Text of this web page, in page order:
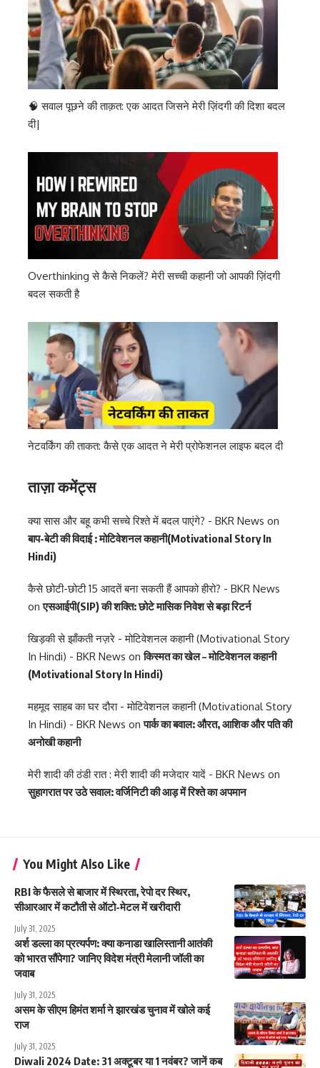
🧠 सवाल पूछने की ताक़त: एक आदत जिसने मेरी ज़िंदगी की दिशा बदल
दी|
Overthinking से कैसे निकलें? मेरी सच्ची कहानी जो आपकी ज़िंदगी
बदल सकती है
नेटवर्किंग की ताकत: कैसे एक आदत ने मेरी प्रोफेशनल लाइफ बदल दी
ताज़ा कमेंट्स
क्या सास और बहू कभी सच्चे रिश्ते में बदल पाएंगे? - BKR News on
बाप-बेटी की विदाई : मोटिवेशनल कहानी(Motivational Story In
Hindi)
कैसे छोटी-छोटी 15 आदतें बना सकती हैं आपको हीरो? - BKR News
onएसआईपी(SIP) की शक्ति: छोटे मासिक निवेश से बड़ा रिटर्न
खिड़की से झाँकती नज़रे - मोटिवेशनल कहानी (Motivational Story
In Hindi) - BKR News onकिस्मत का खेल – मोटिवेशनल कहानी
(Motivational Story In Hindi)
महमूद साहब का घर दौरा - मोटिवेशनल कहानी (Motivational Story
In Hindi) - BKR News onपार्क का बवाल: औरत, आशिक और पति की
अनोखी कहानी
मेरी शादी की ठंडी रात : मेरी शादी की मजेदार यादें - BKR News on
सुहागरात पर उठे सवाल: वर्जिनिटी की आड़ में रिश्ते का अपमान
You Might Also Like
RBI के फैसले से बाजार में स्थिरता, रेपो दर स्थिर,
सीआरआर में कटौती से ऑटो-मेटल में खरीदारी
July 31, 2025
अर्श डल्ला का प्रत्यर्पण: क्या कनाडा खालिस्तानी आतंकी
को भारत सौंपेगा? जानिए विदेश मंत्री मेलानी जॉली का
जवाब
July 31, 2025
असम के सीएम हिमंत शर्मा ने झारखंड चुनाव में खोले कई
राज
July 31, 2025
Diwali 2024 Date: 31 अक्टूबर या 1 नवंबर? जानें कब